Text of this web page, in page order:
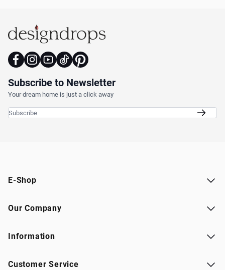
Subscribe to Newsletter
Your dream home is just a click away
E-Shop
Our Company
Information
Customer Service